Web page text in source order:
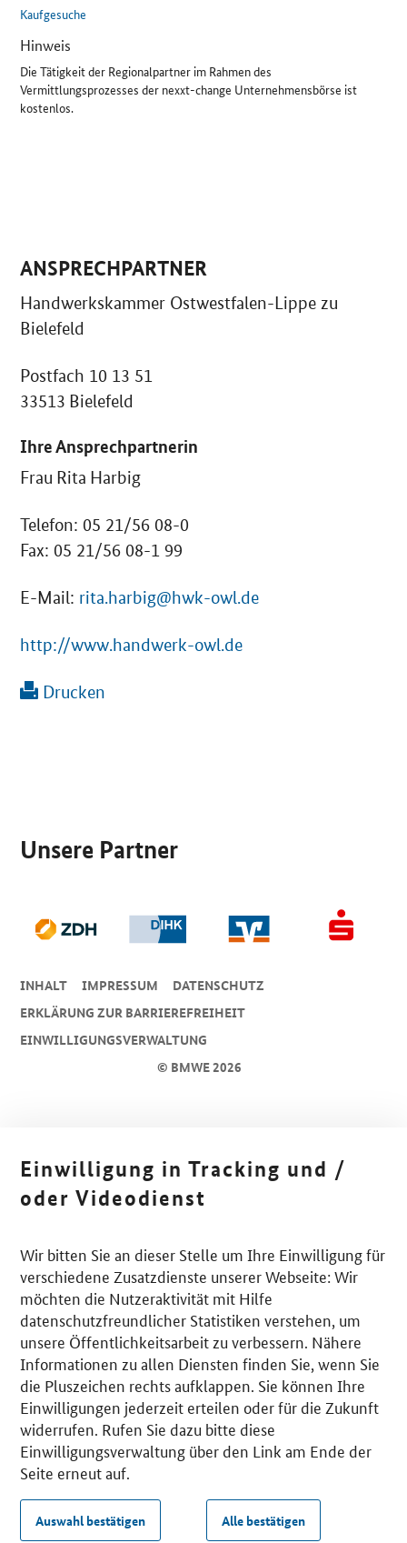
Kaufgesuche
Hinweis
Die Tätigkeit der Regionalpartner im Rahmen des
Vermittlungsprozesses der nexxt-change Unternehmensbörse ist
kostenlos.
ANSPRECHPARTNER
Handwerkskammer Ostwestfalen-Lippe zu
Bielefeld
Postfach 10 13 51
33513 Bielefeld
Ihre Ansprechpartnerin
Frau Rita Harbig
Telefon: 05 21/56 08-0
Fax: 05 21/56 08-1 99
E-Mail: rita.harbig@hwk-owl.de
http://www.handwerk-owl.de
Drucken
Unsere Partner
© BMWE 2026
INHALT IMPRESSUM
DA­TEN­SCHUTZ
ERKLÄRUNG ZUR BARRIEREFREIHEIT
EINWILLIGUNGSVERWALTUNG
Einwilligung in Tracking und /
oder Videodienst
Wir bitten Sie an dieser Stelle um Ihre Einwilligung für
verschiedene Zusatzdienste unserer Webseite: Wir
möchten die Nutzeraktivität mit Hilfe
datenschutzfreundlicher Statistiken verstehen, um
unsere Öffentlichkeitsarbeit zu verbessern. Nähere
Informationen zu allen Diensten finden Sie, wenn Sie
die Pluszeichen rechts aufklappen. Sie können Ihre
Einwilligungen jederzeit erteilen oder für die Zukunft
widerrufen. Rufen Sie dazu bitte diese
Einwilligungsverwaltung über den Link am Ende der
Seite erneut auf.
Auswahl bestätigen Alle bestätigen